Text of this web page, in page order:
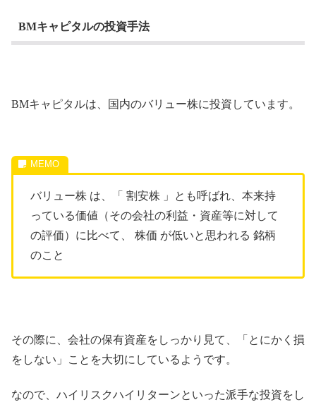
BMキャピタルの投資手法
BMキャピタルは、国内のバリュー株に投資しています。
バリュー株 は、「 割安株 」とも呼ばれ、本来持
っている価値（その会社の利益・資産等に対して
の評価）に比べて、 株価 が低いと思われる 銘柄
のこと
その際に、会社の保有資産をしっかり見て、「とにかく損
をしない」ことを大切にしているようです。
なので、ハイリスクハイリターンといった派手な投資をし